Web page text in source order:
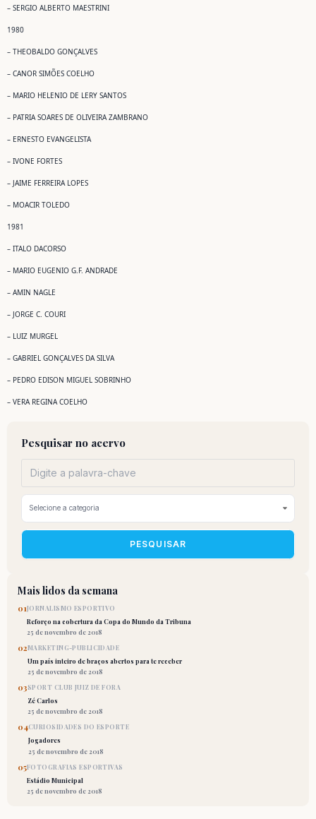
– SERGIO ALBERTO MAESTRINI
1980
– THEOBALDO GONÇALVES
– CANOR SIMÕES COELHO
– MARIO HELENIO DE LERY SANTOS
– PATRIA SOARES DE OLIVEIRA ZAMBRANO
– ERNESTO EVANGELISTA
– IVONE FORTES
– JAIME FERREIRA LOPES
– MOACIR TOLEDO
1981
– ITALO DACORSO
– MARIO EUGENIO G.F. ANDRADE
– AMIN NAGLE
– JORGE C. COURI
– LUIZ MURGEL
– GABRIEL GONÇALVES DA SILVA
– PEDRO EDISON MIGUEL SOBRINHO
– VERA REGINA COELHO
Pesquisar no acervo
PESQUISAR
Mais lidos da semana
01JORNALISMO ESPORTIVO
Reforço na cobertura da Copa do Mundo da Tribuna
25 de novembro de 2018
02MARKETING-PUBLICIDADE
Um país inteiro de braços abertos para te receber
25 de novembro de 2018
03SPORT CLUB JUIZ DE FORA
Zé Carlos
25 de novembro de 2018
04CURIOSIDADES DO ESPORTE
Jogadores
25 de novembro de 2018
05FOTOGRAFIAS ESPORTIVAS
Estádio Municipal
25 de novembro de 2018